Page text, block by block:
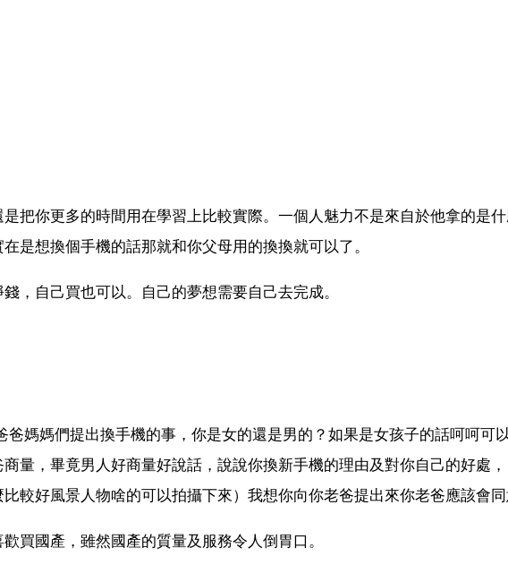
把你更多的時間用在學習上比較實際。一個人魅力不是來自於他拿的是
是想換個手機的話那就和你父母用的換換就可以了。
，自己買也可以。自己的夢想需要自己去完成。
媽媽們提出換手機的事，你是女的還是男的？如果是女孩子的話呵呵可
量，畢竟男人好商量好說話，說說你換新手機的理由及對你自己的好處
較好風景人物啥的可以拍攝下來）我想你向你老爸提出來你老爸應該會同
買國產，雖然國產的質量及服務令人倒胃口。